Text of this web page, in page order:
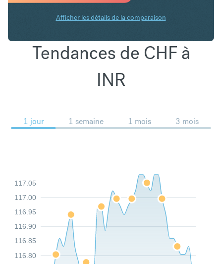
Afficher les détails de la comparaison
Tendances de CHF à
INR
1 jour 1 semaine 1 mois 3 mois
116.80
116.85
116.90
116.95
117.00
117.05